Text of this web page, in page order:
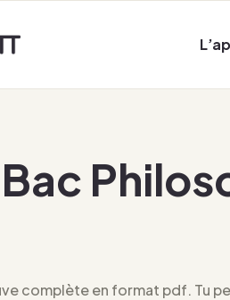
complète en format pdf. Tu